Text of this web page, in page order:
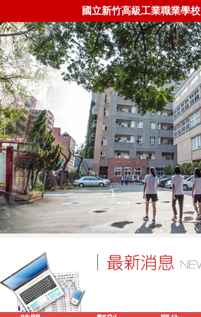
國立新竹高級工業職業學校